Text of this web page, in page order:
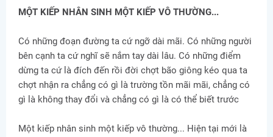
MỘT KIẾP NHÂN SINH MỘT KIẾP VÔ THƯỜNG...
Có những đoạn đường ta cứ ngỡ dài mãi. Có những người
bên cạnh ta cứ nghĩ sẽ nắm tay dài lâu. Có những điểm
dừng ta cứ là đích đến rồi đời chợt bão giông kéo qua ta
chợt nhận ra chẳng có gì là trường tồn mãi mãi, chẳng có
gì là không thay đổi và chẳng có gì là có thể biết trước
Một kiếp nhân sinh một kiếp vô thường... Hiện tại mới là